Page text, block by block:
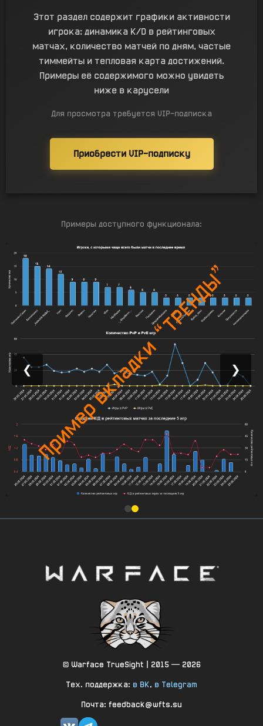
Этот раздел содержит графики активности
игрока: динамика K/D в рейтинговых
матчах, количество матчей по дням, частые
тиммейты и тепловая карта достижений.
Примеры её содержимого можно увидеть
ниже в карусели
Для просмотра требуется VIP-подписка
Приобрести VIP-подписку
Примеры доступного функционала:
❮ ❯
© Warface TrueSight | 2015 — 2026
Тех. поддержка: в ВК, в Telegram
Почта: feedback@wfts.su